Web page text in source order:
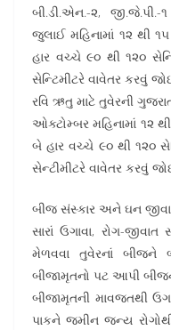
બી.ડી.એન.-૨,
જુલાઈ મહિનામાં ૧૨ થી
હાર વચ્ચે ૯૦ થી ૧૨૦
સેન્ટિમીટરે વાવેતર કરવું
રવિ ઋતુ માટે તુવેરની
ઓક્ટોમ્બર મહિનામાં ૧૨
બે હાર વચ્ચે ૯૦ થી ૧૨૦
સેન્ટીમીટરે વાવેતર કરવું
બીજ સંસ્કાર અને ઘન
સારાં ઉગાવા, રોગ-
મેળવવા તુવેરનાં બીજને
બીજામૃતનો પટ આપી
બીજામૃતની માવજતથી
પાકને જમીન જન્ય